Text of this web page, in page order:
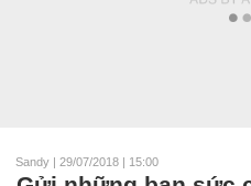
Sandy | 29/07/2018 | 15:00